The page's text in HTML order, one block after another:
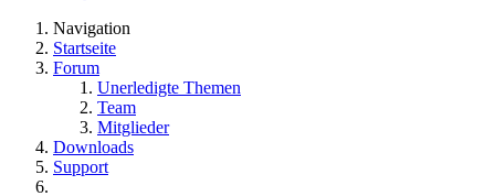
Navigation
Startseite
Forum
Unerledigte Themen
Team
Mitglieder
Downloads
Support